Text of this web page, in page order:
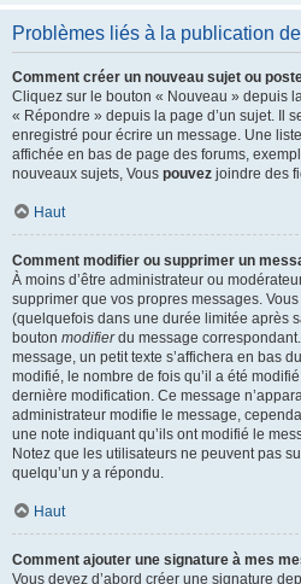
Problèmes liés à la publication
Comment créer un nouveau sujet ou
Cliquez sur le bouton « Nouveau » depuis
« Répondre » depuis la page d’un sujet. Il
enregistré pour écrire un message. Une
affichée en bas de page des forums,
nouveaux sujets, Vous pouvez joindre des
Haut
Comment modifier ou supprimer un
À moins d’être administrateur ou
supprimer que vos propres messages.
(quelquefois dans une durée limitée après
bouton modifierdu message
message, un petit texte s’affichera en bas
modifié, le nombre de fois qu’il a été
dernière modification. Ce message
administrateur modifie le message,
une note indiquant qu’ils ont modifié le
Notez que les utilisateurs ne peuvent pas
quelqu’un y a répondu.
Haut
Comment ajouter une signature à mes
Vous devez d’abord créer une signature